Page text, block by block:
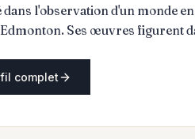
l'observation d'un monde
Ses œuvres figurent
complet